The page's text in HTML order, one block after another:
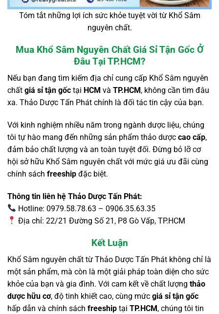
Tóm tắt những lợi ích sức khỏe tuyệt vời từ Khổ Sâm
nguyên chất.
Mua Khổ Sâm Nguyên Chất Giá Sỉ Tận Gốc Ở
Đâu Tại TP.HCM?
Nếu bạn đang tìm kiếm địa chỉ cung cấp Khổ Sâm nguyên
chất giá sỉ tận gốc tại HCM và TP.HCM , không cần tìm đâu
xa. Thảo Dược Tấn Phát chính là đối tác tin cậy của bạn.
Với kinh nghiệm nhiều năm trong ngành dược liệu, chúng
tôi tự hào mang đến những sản phẩm thảo dược cao cấp,
đảm bảo chất lượng và an toàn tuyệt đối. Đừng bỏ lỡ cơ
hội sở hữu Khổ Sâm nguyên chất với mức giá ưu đãi cùng
chính sách freeship đặc biệt.
Thông tin liên hệ Thảo Dược Tấn Phát:
Hotline: 0979.58.78.63 – 0906.35.63.35
Địa chỉ: 22/21 Đường Số 21, P8 Gò Vấp, TP.HCM
Kết Luận
Khổ Sâm nguyên chất từ Thảo Dược Tấn Phát không chỉ là
một sản phẩm, mà còn là một giải pháp toàn diện cho sức
khỏe của bạn và gia đình. Với cam kết về chất lượng thảo
dược hữu cơ, độ tinh khiết cao, cùng mức giá sỉ tận gốc
hấp dẫn và chính sách freeship tại TP.HCM , chúng tôi tin